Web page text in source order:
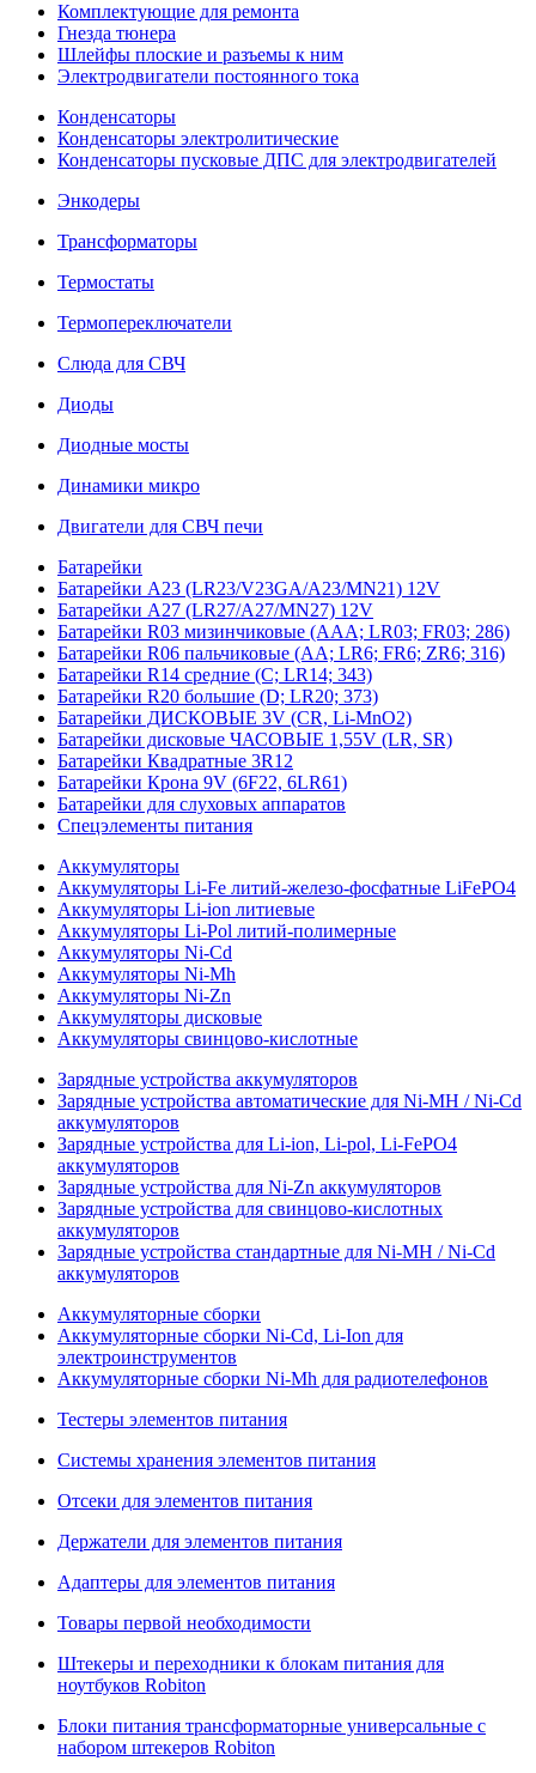
Комплектующие для ремонта
Гнезда тюнера
Шлейфы плоские и разъемы к ним
Электродвигатели постоянного тока
Конденсаторы
Конденсаторы электролитические
Конденсаторы пусковые ДПС для электродвигателей
Энкодеры
Трансформаторы
Термостаты
Термопереключатели
Слюда для СВЧ
Диоды
Диодные мосты
Динамики микро
Двигатели для СВЧ печи
Батарейки
Батарейки A23 (LR23/V23GA/A23/MN21) 12V
Батарейки A27 (LR27/A27/MN27) 12V
Батарейки R03 мизинчиковые (AAA; LR03; FR03; 286)
Батарейки R06 пальчиковые (AA; LR6; FR6; ZR6; 316)
Батарейки R14 средние (C; LR14; 343)
Батарейки R20 большие (D; LR20; 373)
Батарейки ДИСКОВЫЕ 3V (CR, Li-MnO2)
Батарейки дисковые ЧАСОВЫЕ 1,55V (LR, SR)
Батарейки Квадратные 3R12
Батарейки Крона 9V (6F22, 6LR61)
Батарейки для слуховых аппаратов
Спецэлементы питания
Аккумуляторы
Аккумуляторы Li-Fe литий-железо-фосфатные LiFePO4
Аккумуляторы Li-ion литиевые
Аккумуляторы Li-Pol литий-полимерные
Аккумуляторы Ni-Cd
Аккумуляторы Ni-Mh
Аккумуляторы Ni-Zn
Аккумуляторы дисковые
Аккумуляторы свинцово-кислотные
Зарядные устройства аккумуляторов
Зарядные устройства автоматические для Ni-MH / Ni-Cd
аккумуляторов
Зарядные устройства для Li-ion, Li-pol, Li-FePO4
аккумуляторов
Зарядные устройства для Ni-Zn аккумуляторов
Зарядные устройства для свинцово-кислотных
аккумуляторов
Зарядные устройства стандартные для Ni-MH / Ni-Cd
аккумуляторов
Аккумуляторные сборки
Аккумуляторные сборки Ni-Cd, Li-Ion для
электроинструментов
Аккумуляторные сборки Ni-Mh для радиотелефонов
Тестеры элементов питания
Системы хранения элементов питания
Отсеки для элементов питания
Держатели для элементов питания
Адаптеры для элементов питания
Товары первой необходимости
Штекеры и переходники к блокам питания для
ноутбуков Robiton
Блоки питания трансформаторные универсальные с
набором штекеров Robiton